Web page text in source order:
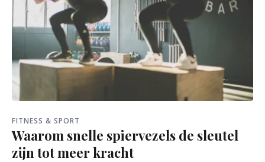
FITNESS & SPORT
Waarom snelle spiervezels de sleutel
zijn tot meer kracht